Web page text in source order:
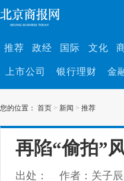
推荐 政经 国际 文化
上市公司 银行理财 金
您的位置： 首页 > 新闻 > 推荐
再陷“偷拍”
出处： 作者：关子辰